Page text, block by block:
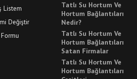
Listem
Değiştir
Tatlı Su Hortum Ve
Hortum Bağlantıları
Nedir?
Tatlı Su Hortum Ve
Hortum Bağlantıları
Satan Firmalar
Tatlı Su Hortum Ve
Hortum Bağlantıları